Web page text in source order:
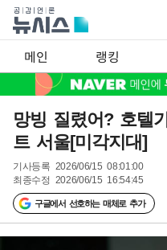
메인 랭킹
망빙 질렸어? 호텔
트 서울[미각지대]
기사등록 2026/06/15 08:01:00
최종수정 2026/06/15 16:54:45
구글에서 선호하는 매체로 추가